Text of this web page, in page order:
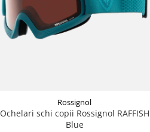
Rossignol
Ochelari schi copii Rossignol RAFFISH
Blue